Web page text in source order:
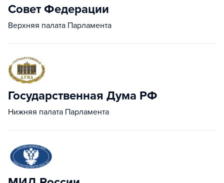
Совет Федерации
Верхняя палата Парламента
Государственная Дума РФ
Нижняя палата Парламента